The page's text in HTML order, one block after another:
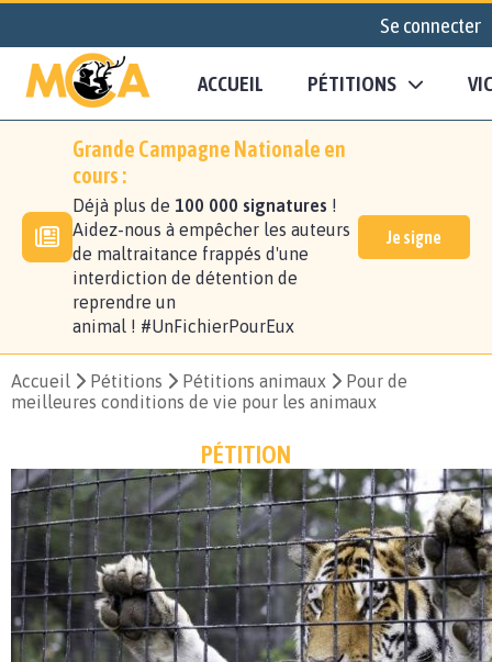
Se connecter
ACCUEIL PÉTITIONS
Grande Campagne Nationale en
cours :
Déjà plus de 100 000 signatures !
Aidez-nous à empêcher les auteurs
de maltraitance frappés d'une
interdiction de détention de
reprendre un
animal ! #UnFichierPourEux
Je signe
Accueil Pétitions Pétitions animaux
Pour de
meilleures conditions de vie pour les animaux
PÉTITION